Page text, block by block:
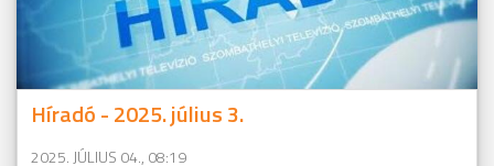
Híradó - 2025. július 3.
2025. JÚLIUS 04., 08:19